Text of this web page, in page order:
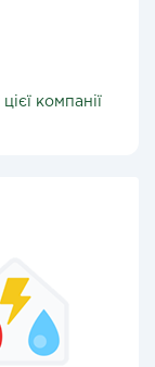
компанії